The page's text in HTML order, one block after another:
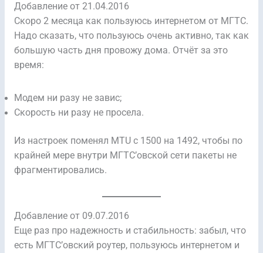
Добавление от 21.04.2016
Скоро 2 месяца как пользуюсь интернетом от МГТС.
Надо сказать, что пользуюсь очень активно, так как
большую часть дня провожу дома. Отчёт за это
время:
Модем ни разу не завис;
Скорость ни разу не просела.
Из настроек поменял MTU с 1500 на 1492, чтобы по
крайней мере внутри МГТС’овской сети пакеты не
фрагментировались.
Добавление от 09.07.2016
Еще раз про надежность и стабильность: забыл, что
есть МГТС’овский роутер, пользуюсь интернетом и